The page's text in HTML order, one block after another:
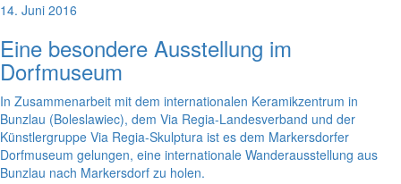
14. Juni 2016
Eine besondere Ausstellung im
Dorfmuseum
In Zusammenarbeit mit dem internationalen Keramikzentrum in
Bunzlau (Boleslawiec), dem Via Regia-Landesverband und der
Künstlergruppe Via Regia-Skulptura ist es dem Markersdorfer
Dorfmuseum gelungen, eine internationale Wanderausstellung aus
Bunzlau nach Markersdorf zu holen.